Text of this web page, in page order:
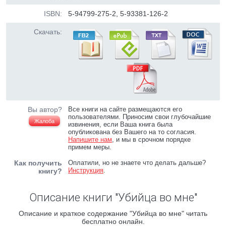
ISBN: 5-94799-275-2, 5-93381-126-2
Скачать:
Вы автор?
Жалоба
Все книги на сайте размещаются его
пользователями. Приносим свои глубочайшие
извинения, если Ваша книга была
опубликована без Вашего на то согласия.
Напишите нам, и мы в срочном порядке
примем меры.
Как получить
книгу?
Оплатили, но не знаете что делать дальше?
Инструкция.
Описание книги "Убийца во мне"
Описание и краткое содержание "Убийца во мне" читать
бесплатно онлайн.